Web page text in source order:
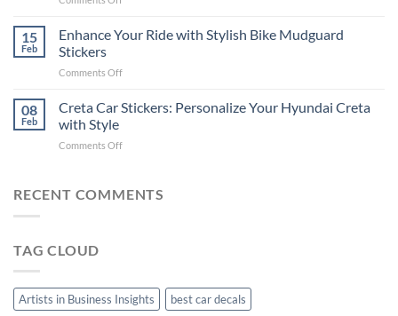
2025
Social
Your
The
Guide
15
Feb
Enhance Your Ride with Stylish Bike Mudguard
Stickers
Comments Offon
Your
Stylish
Stickers
08
Feb
Creta Car Stickers: Personalize Your Hyundai Creta
with Style
Comments Offon
Stickers:
RECENT COMMENTS
TAG CLOUD
Artists in Business Insights
best car decals